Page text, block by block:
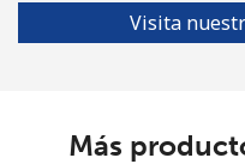
Visita
Más